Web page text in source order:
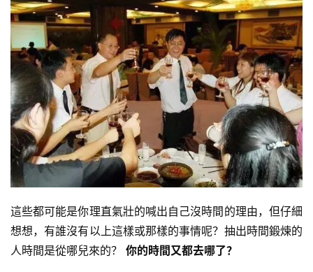
這些都可能是你理直氣壯的喊出自己沒時間的理由，但仔細
想想，有誰沒有以上這樣或那樣的事情呢？抽出時間鍛煉的
人時間是從哪兒來的？ 你的時間又都去哪了？